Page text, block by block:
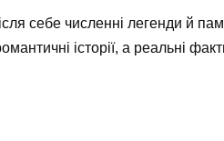
себе численні легенди й
історії, а реальні